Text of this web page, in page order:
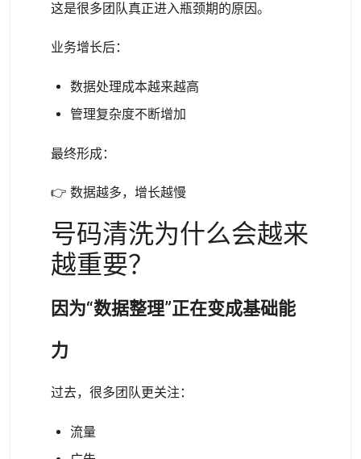
这是很多团队真正进入瓶颈期的原因。
业务增长后：
数据处理成本越来越高
管理复杂度不断增加
最终形成：
👉 数据越多，增长越慢
号码清洗为什么会越来
越重要？
因为“数据整理”正在变成基础能
力
过去，很多团队更关注：
流量